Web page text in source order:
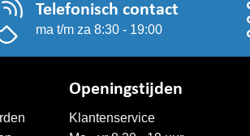
Telefonisch contact
ma t/m za 8:30 - 19:00
Openingstijden
Klantenservice